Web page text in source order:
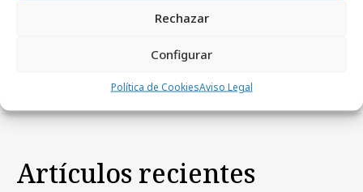
Rechazar
Configurar
Política de CookiesAviso Legal
Artículos recientes